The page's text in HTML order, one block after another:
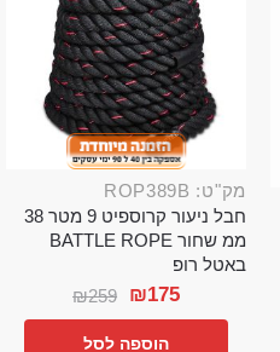
מק"ט: ROP389B
חבל ניעור קרוספיט 9 מטר 38
ממ שחור BATTLE ROPE
באטל רופ
₪259 ₪175
הוספה לסל